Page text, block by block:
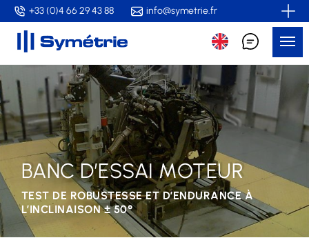
Skip
to
content
+33 (0)4 66 29 43 88 info@symetrie.fr
BANC D’ESSAI MOTEUR
TEST DE ROBUSTESSE ET D’ENDURANCE À
L’INCLINAISON ± 50°